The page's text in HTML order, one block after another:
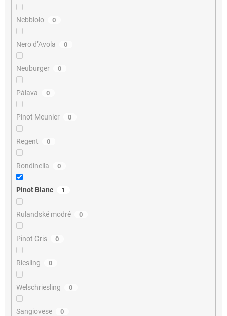
Nebbiolo 0
Nero d’Avola 0
Neuburger 0
Pálava 0
Pinot Meunier 0
Regent 0
Rondinella 0
Pinot Blanc 1
Rulandské modré 0
Pinot Gris 0
Riesling 0
Welschriesling 0
Sangiovese 0